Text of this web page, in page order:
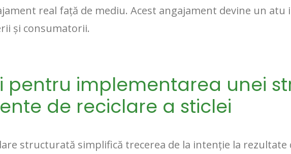
real față de mediu. Acest angajament devine un
și consumatorii.
pentru implementarea unei
de reciclare a sticlei
structurată simplifică trecerea de la intenție la rezultate